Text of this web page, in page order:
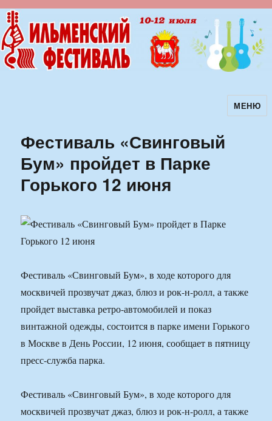
Ильменский фестиваль авторскойМЕНЮ
Фестиваль «Свинговый
Бум» пройдет в Парке
Горького 12 июня
Фестиваль «Свинговый Бум», в ходе которого для
москвичей прозвучат джаз, блюз и рок-н-ролл, а также
пройдет выставка ретро-автомобилей и показ
винтажной одежды, состоится в парке имени Горького
в Москве в День России, 12 июня, сообщает в пятницу
пресс-служба парка.
Фестиваль «Свинговый Бум», в ходе которого для
москвичей прозвучат джаз, блюз и рок-н-ролл, а также